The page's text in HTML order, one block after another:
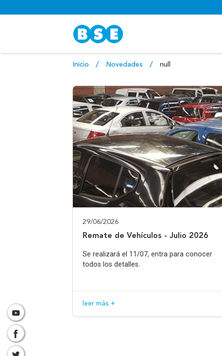
Inicio Novedades null
29/06/2026
Remate de Vehículos - Julio 2026
Se realizará el 11/07, entra para conocer
todos los detalles.
leer más +